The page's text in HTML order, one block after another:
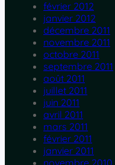
février 2012
janvier 2012
décembre 2011
novembre 2011
octobre 2011
septembre 2011
août 2011
juillet 2011
juin 2011
avril 2011
mars 2011
février 2011
janvier 2011